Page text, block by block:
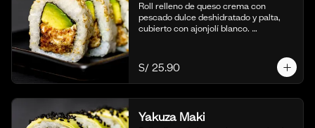
Roll relleno de queso crema con
pescado dulce deshidratado y palta,
cubierto con ajonjolí blanco.
S/ 25.90
Yakuza Maki